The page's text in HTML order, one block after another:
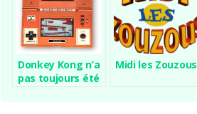
Donkey Kong n’a
pas toujours été
Midi les Zouzous